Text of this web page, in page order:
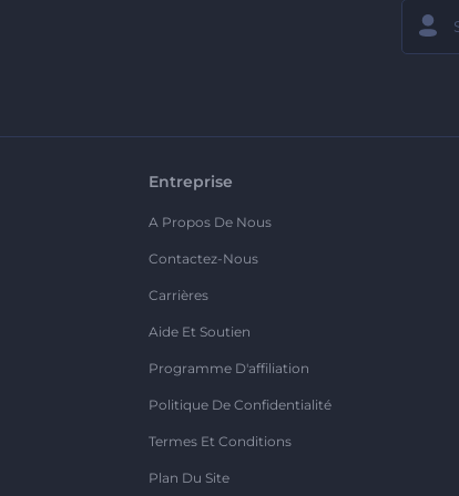
Entreprise
A Propos De Nous
Contactez-Nous
Carrières
Aide Et Soutien
Programme D'affiliation
Politique De Confidentialité
Termes Et Conditions
Plan Du Site